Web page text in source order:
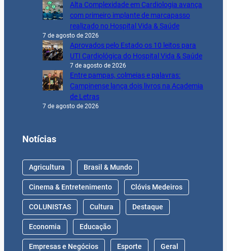
Alta Complexidade em Cardiologia avança
com primeiro implante de marcapasso
realizado no Hospital Vida & Saúde
7 de agosto de 2026
Aprovados pelo Estado os 10 leitos para
UTI Cardiológica do Hospital Vida & Saúde
7 de agosto de 2026
Entre pampas, colmeias e palavras:
Campinense lança dois livros na Academia
de Letras
7 de agosto de 2026
Notícias
Agricultura Brasil & Mundo
Cinema & Entretenimento Clóvis Medeiros
COLUNISTAS Cultura Destaque
Economia Educação
Empresas e Negócios Esporte Geral